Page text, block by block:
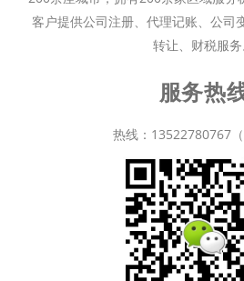
客户提供公司注册、代理记账、公司
转让、财税服务
服务热
热线：13522780767（